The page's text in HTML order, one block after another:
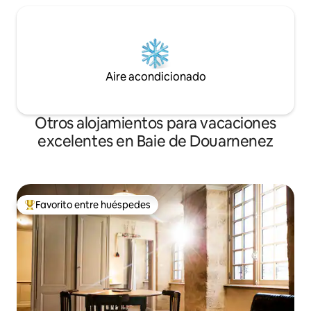
Aire acondicionado
Otros alojamientos para vacaciones
excelentes en Baie de Douarnenez
Favorito entre huéspedes preferido
Favorito entre huéspedes